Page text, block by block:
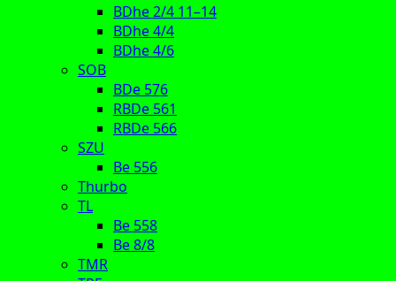
BDhe 2/4 11–14
BDhe 4/4
BDhe 4/6
SOB
BDe 576
RBDe 561
RBDe 566
SZU
Be 556
Thurbo
TL
Be 558
Be 8/8
TMR